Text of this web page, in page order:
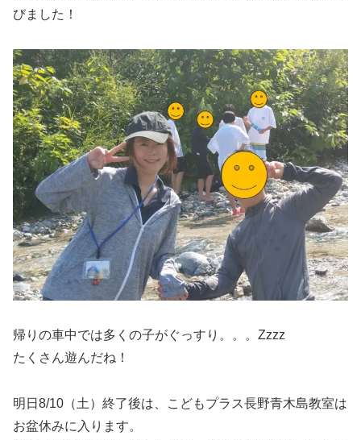
びました！
帰りの車中では多くの子がぐっすり。。。Zzzz
たくさん遊んだね！
明日8/10（土）終了後は、こどもプラス長野青木島教室は
お盆休みに入ります。